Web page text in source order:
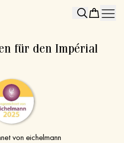
Search
für den Impérial
von eichelmann